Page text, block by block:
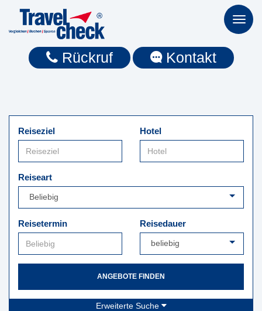
Toggle
Rückruf Kontakt
Reiseziel Hotel
Reiseart
Reisetermin Reisedauer
ANGEBOTE FINDEN
Erweiterte Suche